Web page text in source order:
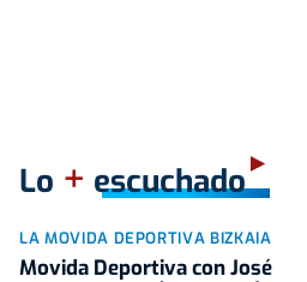
Lo + escuchado
LA MOVIDA DEPORTIVA BIZKAIA
Movida Deportiva con José